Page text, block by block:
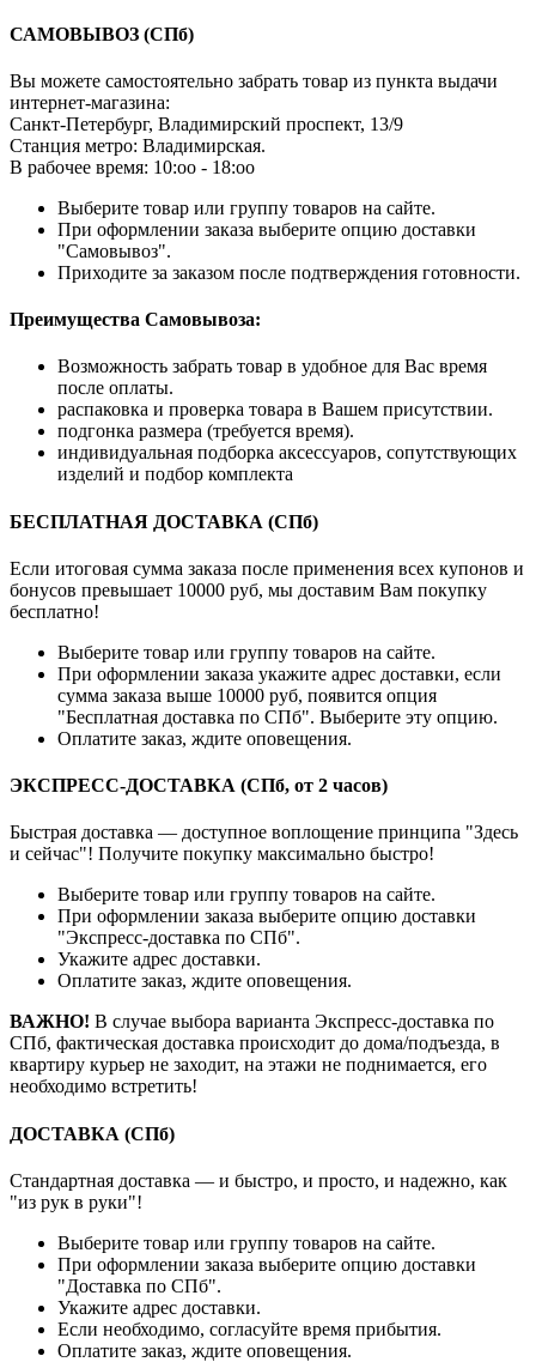
САМОВЫВОЗ (СПб)
Вы можете самостоятельно забрать товар из пункта выдачи
интернет-магазина:
Санкт-Петербург, Владимирский проспект, 13/9
Станция метро: Владимирская.
В рабочее время: 10:оо - 18:оо
Выберите товар или группу товаров на сайте.
При оформлении заказа выберите опцию доставки
"Самовывоз".
Приходите за заказом после подтверждения готовности.
Преимущества Самовывоза:
Возможность забрать товар в удобное для Вас время
после оплаты.
распаковка и проверка товара в Вашем присутствии.
подгонка размера (требуется время).
индивидуальная подборка аксессуаров, сопутствующих
изделий и подбор комплекта
БЕСПЛАТНАЯ ДОСТАВКА (СПб)
Если итоговая сумма заказа после применения всех купонов и
бонусов превышает 10000 руб, мы доставим Вам покупку
бесплатно!
Выберите товар или группу товаров на сайте.
При оформлении заказа укажите адрес доставки, если
сумма заказа выше 10000 руб, появится опция
"Бесплатная доставка по СПб". Выберите эту опцию.
Оплатите заказ, ждите оповещения.
ЭКСПРЕСС-ДОСТАВКА (СПб, от 2 часов)
Быстрая доставка — доступное воплощение принципа "Здесь
и сейчас"! Получите покупку максимально быстро!
Выберите товар или группу товаров на сайте.
При оформлении заказа выберите опцию доставки
"Экспресс-доставка по СПб".
Укажите адрес доставки.
Оплатите заказ, ждите оповещения.
ВАЖНО! В случае выбора варианта Экспресс-доставка по
СПб, фактическая доставка происходит до дома/подъезда, в
квартиру курьер не заходит, на этажи не поднимается, его
необходимо встретить!
ДОСТАВКА (СПб)
Стандартная доставка — и быстро, и просто, и надежно, как
"из рук в руки"!
Выберите товар или группу товаров на сайте.
При оформлении заказа выберите опцию доставки
"Доставка по СПб".
Укажите адрес доставки.
Если необходимо, согласуйте время прибытия.
Оплатите заказ, ждите оповещения.